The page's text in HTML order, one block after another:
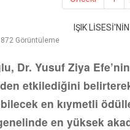
Görüntüleme
Dr. Yusuf Ziya
etkilediğini
en kıymetli
en yüksek